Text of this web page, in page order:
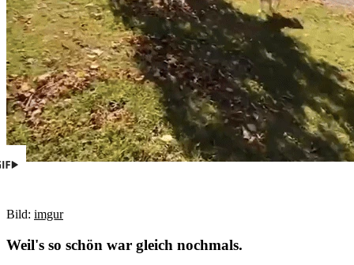
Bild: imgur
Weil's so schön war gleich nochmals.